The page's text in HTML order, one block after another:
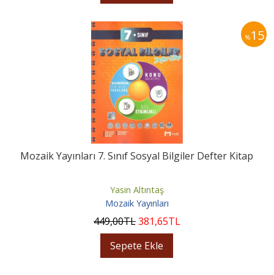
%15
Mozaik Yayınları 7. Sınıf Sosyal Bilgiler Defter Kitap
Yasin Altıntaş
Mozaik Yayınları
449,00TL381,65TL
Sepete Ekle